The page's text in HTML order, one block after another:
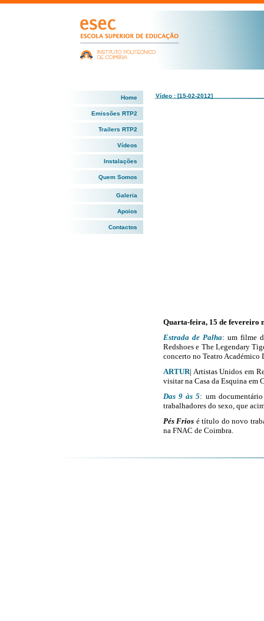
Home
Emissões RTP2
Trailers RTP2
Vídeos
Instalações
Quem Somos
Galeria
Apoios
Contactos
Vídeo : [15-02-2012]
Quarta-feira, 15 de fevereiro
Estrada de Palha: um filme
Redshoes e The Legendary
concerto no Teatro Académico
ARTUR| Artistas Unidos em
visitar na Casa da Esquina em
Das 9 às 5: um
trabalhadores do sexo, que
Pés Frios é título do novo
na FNAC de Coimbra.